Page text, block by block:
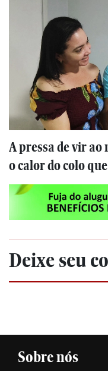
A pressa de vir
o calor do colo
Deixe seu
Sobre nós